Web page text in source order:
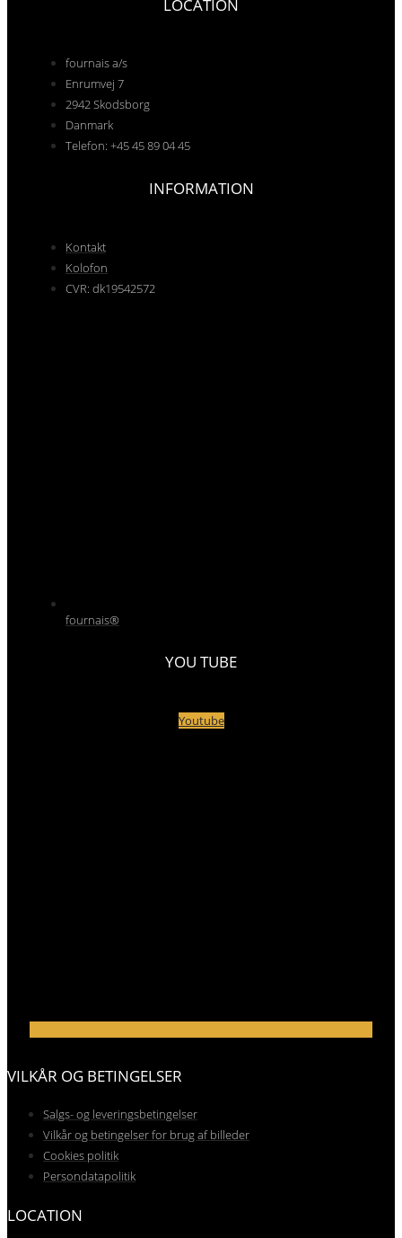
LOCATION
fournais a/s
Enrumvej 7
2942 Skodsborg
Danmark
Telefon: +45 45 89 04 45
INFORMATION
Kontakt
Kolofon
CVR: dk19542572
fournais®
YOU TUBE
Youtube
VILKÅR OG BETINGELSER
Salgs- og leveringsbetingelser
Vilkår og betingelser for brug af billeder
Cookies politik
Persondatapolitik
LOCATION